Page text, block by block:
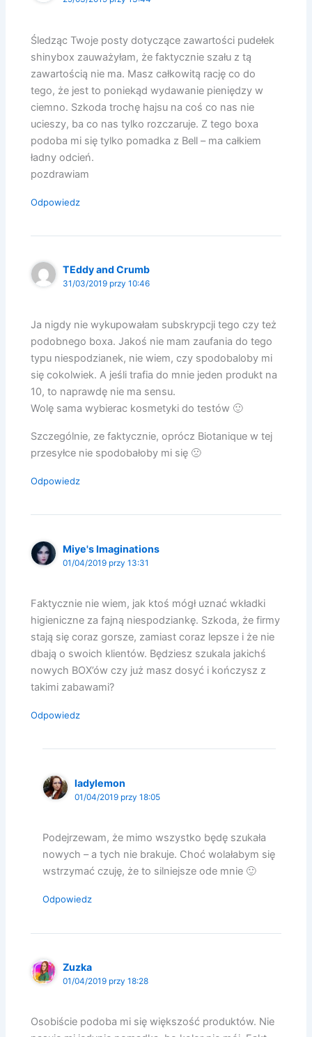
Śledząc Twoje posty dotyczące zawartości pudełek
shinybox zauważyłam, że faktycznie szału z tą
zawartością nie ma. Masz całkowitą rację co do
tego, że jest to poniekąd wydawanie pieniędzy w
ciemno. Szkoda trochę hajsu na coś co nas nie
ucieszy, ba co nas tylko rozczaruje. Z tego boxa
podoba mi się tylko pomadka z Bell – ma całkiem
ładny odcień.
pozdrawiam
Odpowiedz
TEddy and Crumb
31/03/2019 przy 10:46
Ja nigdy nie wykupowałam subskrypcji tego czy też
podobnego boxa. Jakoś nie mam zaufania do tego
typu niespodzianek, nie wiem, czy spodobaloby mi
się cokolwiek. A jeśli trafia do mnie jeden produkt na
10, to naprawdę nie ma sensu.
Wolę sama wybierac kosmetyki do testów 🙂
Szczególnie, ze faktycznie, oprócz Biotanique w tej
przesyłce nie spodobałoby mi się 🙁
Odpowiedz
Miye's Imaginations
01/04/2019 przy 13:31
Faktycznie nie wiem, jak ktoś mógł uznać wkładki
higieniczne za fajną niespodziankę. Szkoda, że firmy
stają się coraz gorsze, zamiast coraz lepsze i że nie
dbają o swoich klientów. Będziesz szukala jakichś
nowych BOX’ów czy już masz dosyć i kończysz z
takimi zabawami?
Odpowiedz
ladylemon
01/04/2019 przy 18:05
Podejrzewam, że mimo wszystko będę szukała
nowych – a tych nie brakuje. Choć wolałabym się
wstrzymać czuję, że to silniejsze ode mnie 🙂
Odpowiedz
Zuzka
01/04/2019 przy 18:28
Osobiście podoba mi się większość produktów. Nie